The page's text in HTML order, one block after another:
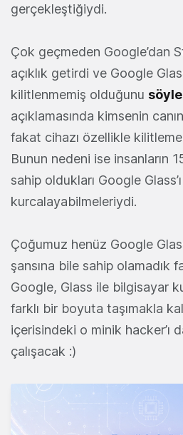
gerçekleştiğiydi.
Çok geçmeden Google’dan
açıklık getirdi ve Google
kilitlenmemiş olduğunu
açıklamasında kimsenin
fakat cihazı özellikle
Bunun nedeni ise insanların
sahip oldukları Google
kurcalayabilmeleriydi.
Çoğumuz henüz Google
şansına bile sahip olamadık
Google, Glass ile bilgisayar
farklı bir boyuta taşımakla
içerisindeki o minik hacker’ı
çalışacak :)